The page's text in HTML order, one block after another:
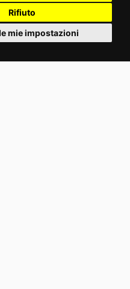
Rifiuto
mie impostazioni